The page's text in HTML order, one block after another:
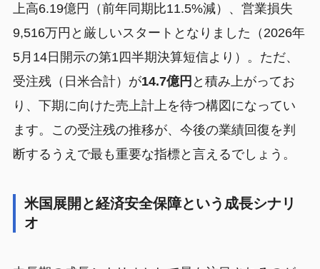
上高6.19億円（前年同期比11.5%減）、営業損失
9,516万円と厳しいスタートとなりました（2026年
5月14日開示の第1四半期決算短信より）。ただ、
受注残（日米合計）が14.7億円 と積み上がってお
り、下期に向けた売上計上を待つ構図になってい
ます。この受注残の推移が、今後の業績回復を判
断するうえで最も重要な指標と言えるでしょう。
米国展開と経済安全保障という成長シナリ
オ